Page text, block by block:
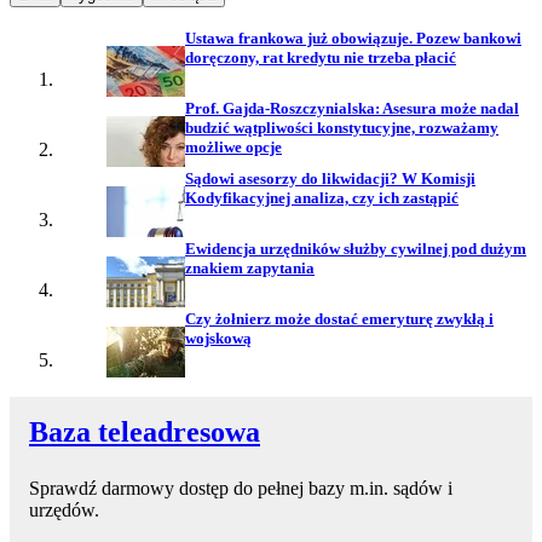
Ustawa frankowa już obowiązuje. Pozew bankowi
doręczony, rat kredytu nie trzeba płacić
Prof. Gajda-Roszczynialska: Asesura może nadal
budzić wątpliwości konstytucyjne, rozważamy
możliwe opcje
Sądowi asesorzy do likwidacji? W Komisji
Kodyfikacyjnej analiza, czy ich zastąpić
Ewidencja urzędników służby cywilnej pod dużym
znakiem zapytania
Czy żołnierz może dostać emeryturę zwykłą i
wojskową
Baza teleadresowa
Sprawdź darmowy dostęp do pełnej bazy m.in. sądów i
urzędów.